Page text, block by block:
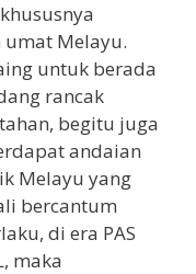
umat Melayu.
untuk berada
rancak
begitu juga
andaian
Melayu yang
bercantum
di era PAS
maka